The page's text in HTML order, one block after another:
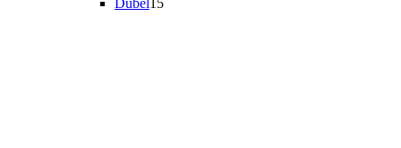
Dübel15